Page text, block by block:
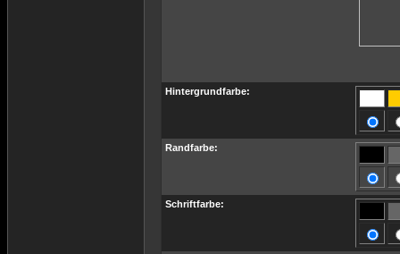
Hintergrundfarbe:
Randfarbe:
Schriftfarbe: